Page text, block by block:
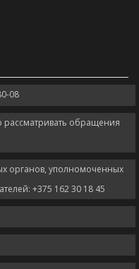
08
рассматривать обращения
органов, уполномоченных
+375 162 30 18 45